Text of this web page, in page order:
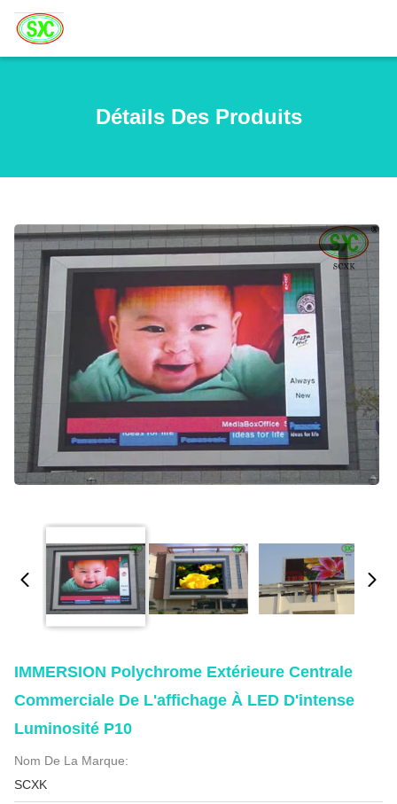
Détails Des Produits
IMMERSION Polychrome Extérieure Centrale
Commerciale De L'affichage À LED D'intense
Luminosité P10
Nom De La Marque:
SCXK